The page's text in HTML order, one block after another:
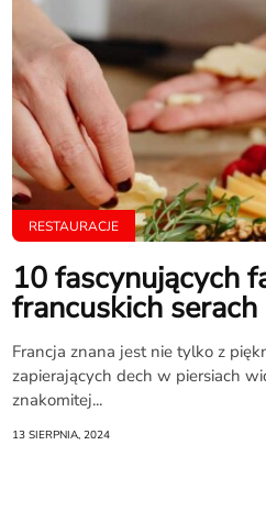
RESTAURACJE
10 fascynujących
francuskich serach
Francja znana jest nie tylko z
zapierających dech w piersiach
znakomitej...
13 SIERPNIA, 2024